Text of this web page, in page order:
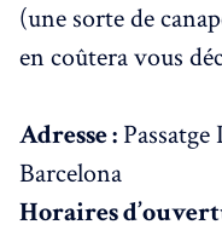
(une sorte de
en coûtera vous
Adresse :
Barcelona
Horaires